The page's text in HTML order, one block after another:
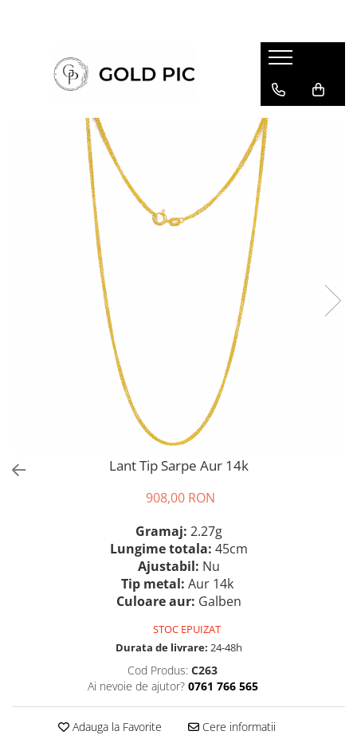
Lant Tip Sarpe Aur 14k
908,00 RON
Gramaj: 2.27g
Lungime totala: 45cm
Ajustabil: Nu
Tip metal: Aur 14k
Culoare aur: Galben
STOC EPUIZAT
Durata de livrare: 24-48h
Cod Produs: C263
Ai nevoie de ajutor? 0761 766 565
Adauga la Favorite Cere informatii